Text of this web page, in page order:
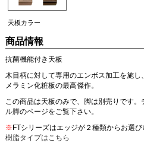
天板カラー
商品情報
抗菌機能付き天板
木目柄に対して専用のエンボス加工を施
メラミン化粧板の最高傑作。
この商品は天板のみで、脚は別売りです。
ル脚のページをご覧下さい。
※FTシリーズはエッジが２種類からお選び
樹脂タイプはこちら